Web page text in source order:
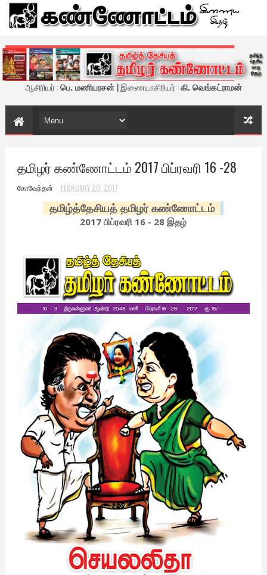
கண்ணோட்டம் - இணைய இதழ்
ஆசிரியர் :பெ. மணியரசன் | இணையாசிரியர் :கி. வெங்கட்ராமன்
தமிழர் கண்ணோட்டம் 2017 பிப்ரவரி 16 -28
கோவேந்தன் FEBRUARY 20, 2017
தமிழ்த்தேசியத் தமிழர் கண்ணோட்டம்
2017 பிப்ரவரி 16 - 28 இதழ்